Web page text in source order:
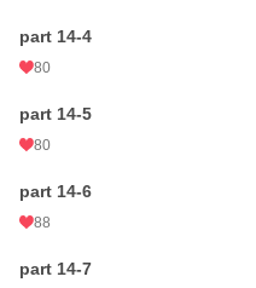
part 14-4
80
part 14-5
80
part 14-6
88
part 14-7